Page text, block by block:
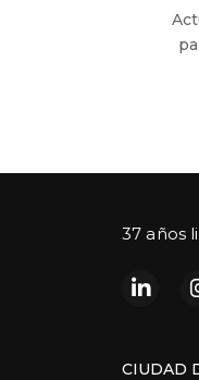
37 años
CIUDAD